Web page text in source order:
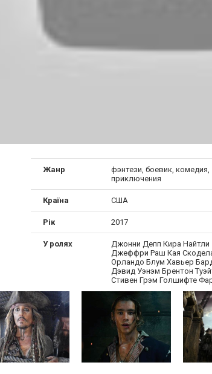
Жанр
фэнтези, боевик, комедия,
приключения
Країна США
Рік 2017
У ролях
Джонни Депп Кира Найтли
Джеффри Раш Кая
Орландо Блум Хавьер
Дэвид Уэнэм Брентон
Стивен Грэм Голшифте